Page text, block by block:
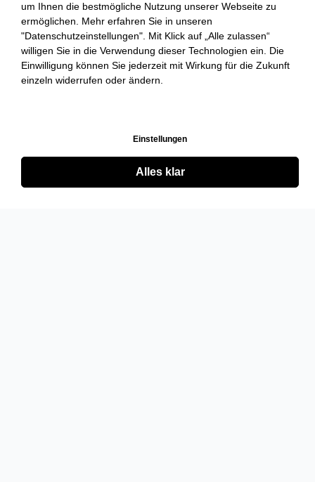
um Ihnen die bestmögliche Nutzung unserer Webseite zu
ermöglichen. Mehr erfahren Sie in unseren
"Datenschutzeinstellungen". Mit Klick auf „Alle zulassen“
willigen Sie in die Verwendung dieser Technologien ein. Die
Einwilligung können Sie jederzeit mit Wirkung für die Zukunft
einzeln widerrufen oder ändern.
Einstellungen
Alles klar